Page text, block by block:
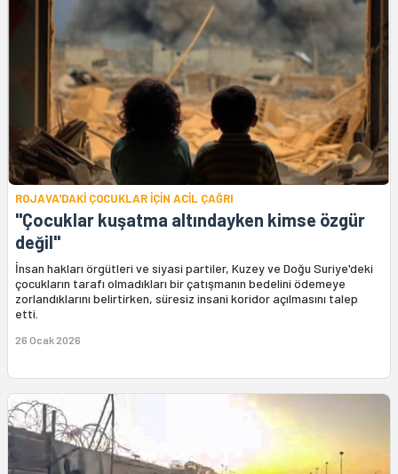
ROJAVA'DAKİ ÇOCUKLAR İÇİN ACİL ÇAĞRI
"Çocuklar kuşatma altındayken kimse özgür
değil"
İnsan hakları örgütleri ve siyasi partiler, Kuzey ve Doğu Suriye'deki
çocukların tarafı olmadıkları bir çatışmanın bedelini ödemeye
zorlandıklarını belirtirken, süresiz insani koridor açılmasını talep
etti.
26 Ocak 2026